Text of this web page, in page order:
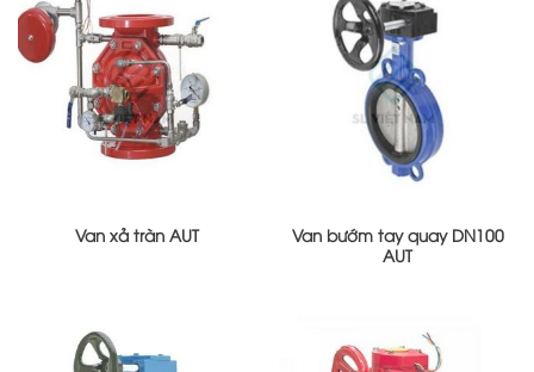
Van xả tràn AUT
Van bướm tay quay DN100
AUT